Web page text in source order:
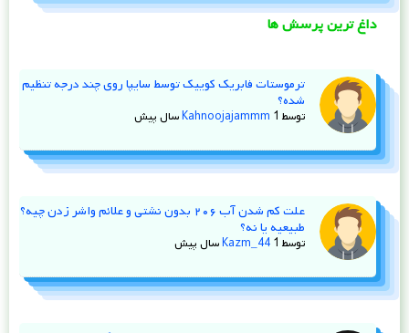
داغ ترین پرسش ها
ترموستات فابریک کوییک توسط سایپا روی چند درجه تنظیم
شده؟
توسط Kahnoojajammm 1 سال پیش
علت کم شدن آب ۲۰۶ بدون نشتی و علائم واشر زدن چیه؟
طبیعیه یا نه؟
توسط Kazm_44 1 سال پیش